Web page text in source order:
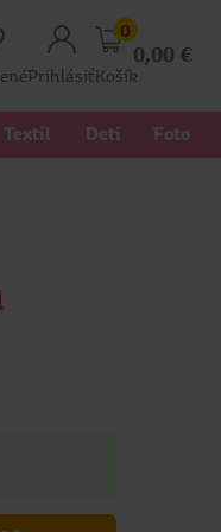
Prihlásiť
0
0,00 €
Košík
Textil Deti Foto